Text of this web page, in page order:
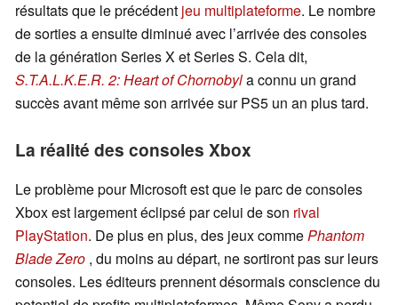
résultats que le précédent jeu multiplateforme. Le nombre
de sorties a ensuite diminué avec l’arrivée des consoles
de la génération Series X et Series S. Cela dit,
S.T.A.L.K.E.R. 2: Heart of Chornobyla connu un grand
succès avant même son arrivée sur PS5 un an plus tard.
La réalité des consoles Xbox
Le problème pour Microsoft est que le parc de consoles
Xbox est largement éclipsé par celui de son rival
PlayStation. De plus en plus, des jeux commePhantom
Blade Zero , du moins au départ, ne sortiront pas sur leurs
consoles. Les éditeurs prennent désormais conscience du